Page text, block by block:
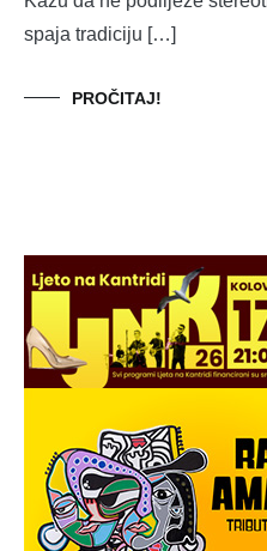
spaja tradiciju […]
PROČITAJ!